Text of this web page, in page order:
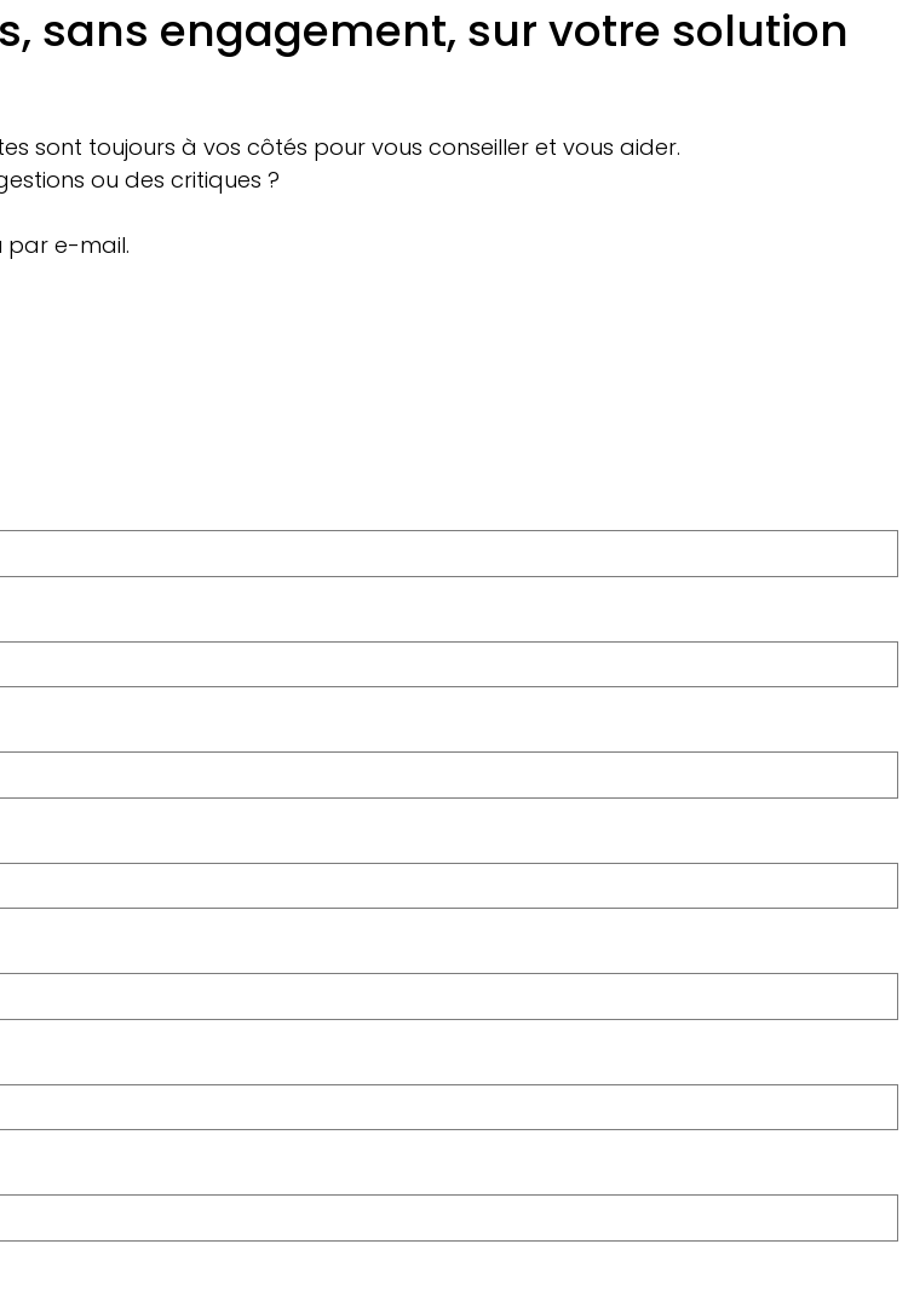
sans engagement, sur votre solution
sont toujours à vos côtés pour vous conseiller et vous aider.
ou des critiques ?
par e-mail.